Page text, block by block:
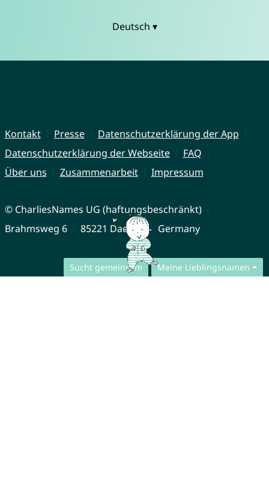
Sucht gemeinsam Meine Lieblingsnamen
Deutsch ▾
Kontakt Presse
Datenschutzerklärung der App
Datenschutzerklärung der Webseite
FAQ
Über uns
Zusammenarbeit Impressum
© CharliesNames UG (haftungsbeschränkt)
Brahmsweg 6
85221 Dachau Germany